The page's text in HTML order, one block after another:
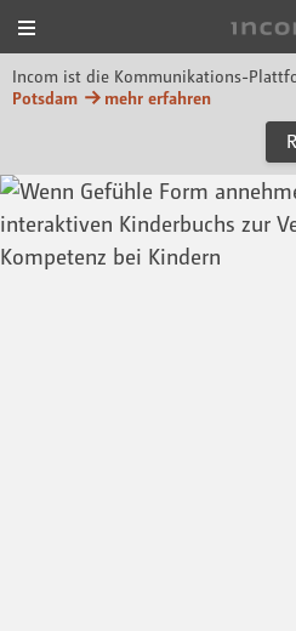
Incom ist die Kommunikations-
Potsdam
mehr erfahren